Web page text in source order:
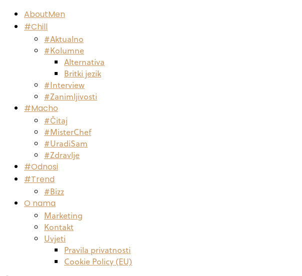
AboutMen
#Chill
#Aktualno
#Kolumne
Alternativa
Britki jezik
#Interview
#Zanimljivosti
#Macho
#Čitaj
#MisterChef
#UradiSam
#Zdravlje
#Odnosi
#Trend
#Bizz
O nama
Marketing
Kontakt
Uvjeti
Pravila privatnosti
Cookie Policy (EU)